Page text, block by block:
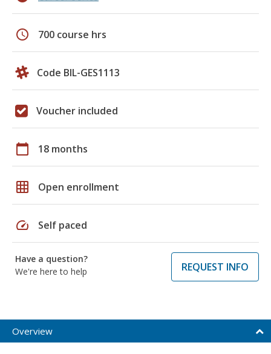
schedule 700 course hrs
Code BIL-GES1113
Voucher included
calendar_today 18 months
grid_on Open enrollment
speed Self paced
Have a question?
We're here to help
REQUEST INFO
Overview